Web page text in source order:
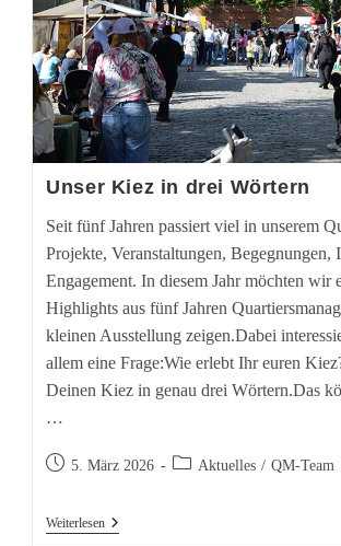
Unser Kiez in drei Wörtern
Seit fünf Jahren passiert viel in unserem
Projekte, Veranstaltungen, Begegnungen,
Engagement. In diesem Jahr möchten wir
Highlights aus fünf Jahren
kleinen Ausstellung zeigen.Dabei
allem eine Frage:Wie erlebt Ihr euren
Deinen Kiez in genau drei Wörtern.Das
…
Beitrag5. März 2026
Beitrags-
Aktuelles / QM-Team
WeiterlesenUnser